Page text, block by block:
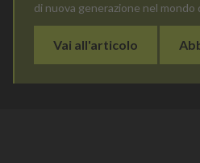
di nuova generazione nel mondo
Vai all'articolo